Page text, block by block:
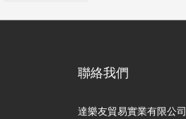
聯絡我們
達樂友貿易實業有限公司